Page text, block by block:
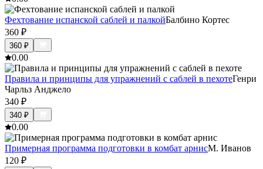
Фехтование испанской саблей и палкойБалбино Кортес
360 ₽
360 ₽
0.00
Правила и принципы для упражнений с саблей в пехотеГенри
Чарльз Анджело
340 ₽
340 ₽
0.00
Примерная программа подготовки в комбат арнисМ. Иванов
120 ₽